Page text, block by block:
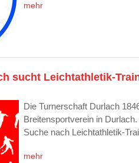
mehr
sucht Leichtathletik-
Die Turnerschaft Durlach
Breitensportverein in
Suche nach Leichtathletik-
mehr